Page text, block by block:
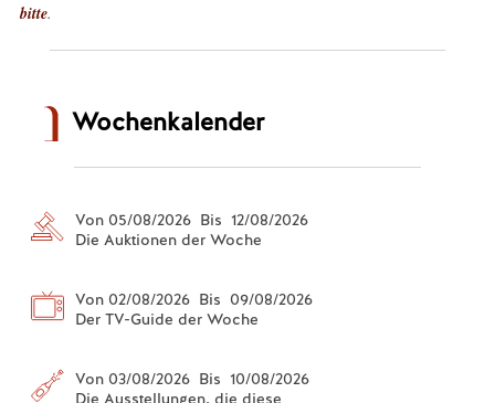
bitte.
Wochenkalender
Von 05/08/2026 Bis 12/08/2026
Die Auktionen der Woche
Von 02/08/2026 Bis 09/08/2026
Der TV-Guide der Woche
Von 03/08/2026 Bis 10/08/2026
Die Ausstellungen, die diese